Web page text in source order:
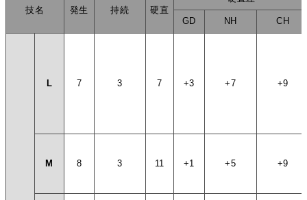
技名 発生 持続 硬直
GD NH CH
L 7 3 7 +3 +7 +9
M 8 3 11 +1 +5 +9